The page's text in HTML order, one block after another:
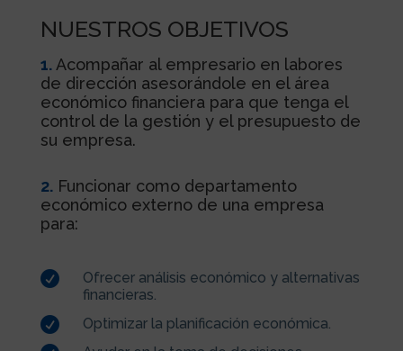
NUESTROS OBJETIVOS
1. Acompañar al empresario en labores
de dirección asesorándole en el área
económico financiera para que tenga el
control de la gestión y el presupuesto de
su empresa.
2.Funcionar como departamento
económico externo de una empresa
para:

Ofrecer análisis económico y alternativas
financieras.
 Optimizar la planificación económica.